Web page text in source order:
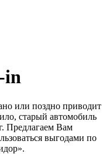
in
или поздно приводит
старый автомобиль
Предлагаем Вам
выгодами по